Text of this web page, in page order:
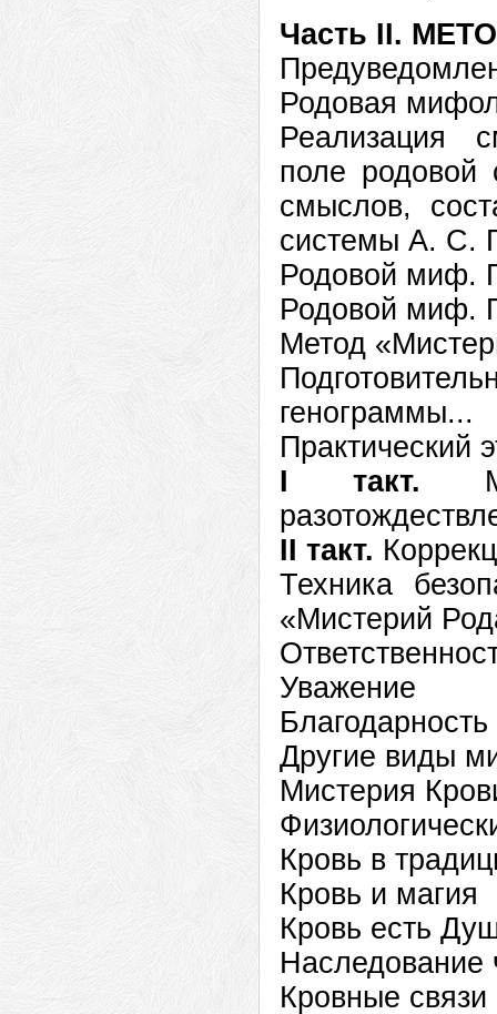
Часть II.
Родовая
Реализация
поле
смыслов,
системы А.
Родовой
Родовой
Метод
генограммы...
I такт.
II такт.
Техника
«Мистерий
Уважение
Благодарность
Другие виды
Мистерия
Кровь в
Кровь и
Кровь есть
Кровные